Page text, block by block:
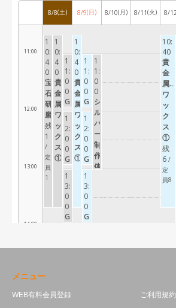
メニュー
WEB有料会員登録 ご利用規約